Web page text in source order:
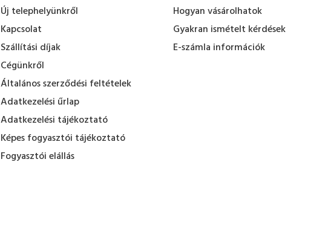
Új telephelyünkről
Kapcsolat
Szállítási díjak
Cégünkről
Általános szerződési feltételek
Adatkezelési űrlap
Adatkezelési tájékoztató
Képes fogyasztói tájékoztató
Fogyasztói elállás
Hogyan vásárolhatok
Gyakran ismételt kérdések
E-számla információk